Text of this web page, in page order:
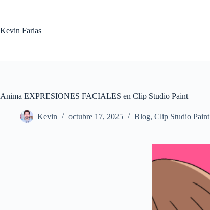
Kevin Farias
Anima EXPRESIONES FACIALES en Clip Studio Paint
Kevin octubre 17, 2025 Blog, Clip Studio Paint